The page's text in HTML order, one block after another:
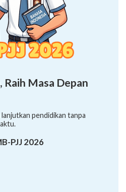
Raih Masa Depan
pendidikan tanpa
PJJ 2026